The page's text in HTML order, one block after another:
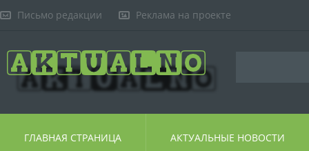
Письмо редакции Реклама на проекте
ГЛАВНАЯ СТРАНИЦА АКТУАЛЬНЫЕ НОВОСТИ